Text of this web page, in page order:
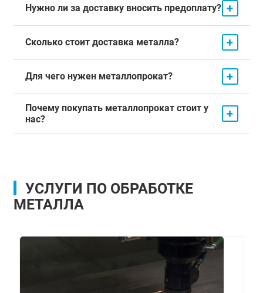
Нужно ли за доставку вносить предоплату? +
Сколько стоит доставка металла? +
Для чего нужен металлопрокат? +
Почему покупать металлопрокат стоит у
нас?
+
УСЛУГИ ПО ОБРАБОТКЕ
МЕТАЛЛА